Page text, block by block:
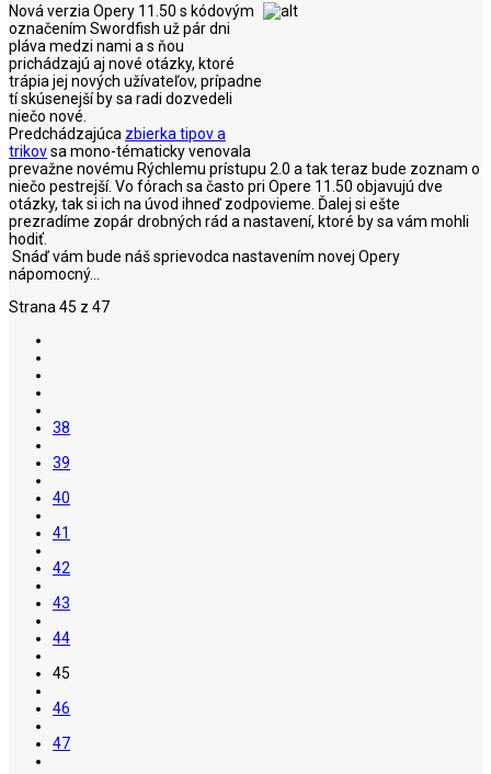
Nová verzia Opery 11.50 s kódovým
označením Swordfish už pár dni
pláva medzi nami a s ňou
prichádzajú aj nové otázky, ktoré
trápia jej nových užívateľov, prípadne
tí skúsenejší by sa radi dozvedeli
niečo nové.
Predchádzajúca zbierka tipov a
trikovsa mono-tématicky venovala
prevažne novému Rýchlemu prístupu 2.0 a tak teraz bude zoznam o
niečo pestrejší. Vo fórach sa často pri Opere 11.50 objavujú dve
otázky, tak si ich na úvod ihneď zodpovieme. Ďalej si ešte
prezradíme zopár drobných rád a nastavení, ktoré by sa vám mohli
hodiť.
Snáď vám bude náš sprievodca nastavením novej Opery
nápomocný...
Strana 45 z 47
38
39
40
41
42
43
44
45
46
47